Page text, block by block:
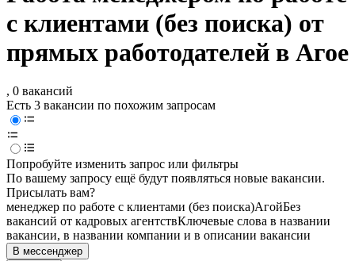
с клиентами (без поиска) от
прямых работодателей в Агое
, 0 вакансий
Есть 3 вакансии по похожим запросам
Попробуйте изменить запрос или фильтры
По вашему запросу ещё будут появляться новые вакансии.
Присылать вам?
менеджер по работе с клиентами (без поиска)АгойБез
вакансий от кадровых агентствКлючевые слова в названии
вакансии, в названии компании и в описании вакансии
В мессенджер